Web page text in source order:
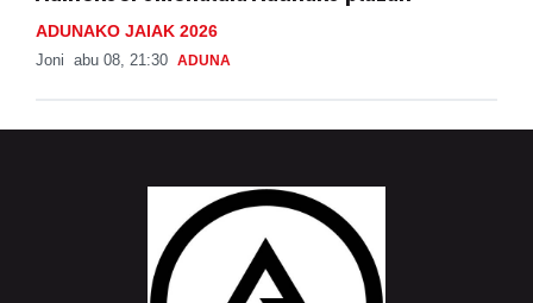
ADUNAKO JAIAK 2026
Joni abu 08, 21:30 ADUNA